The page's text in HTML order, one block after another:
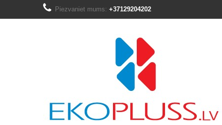
Piezvaniet mums: +37129204202